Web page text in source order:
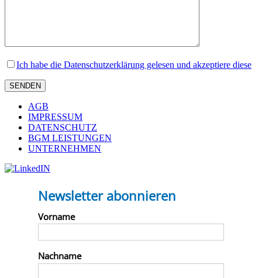
Ich habe die Datenschutzerklärung gelesen und akzeptiere diese
AGB
IMPRESSUM
DATENSCHUTZ
BGM LEISTUNGEN
UNTERNEHMEN
Newsletter abonnieren
Vorname
Nachname